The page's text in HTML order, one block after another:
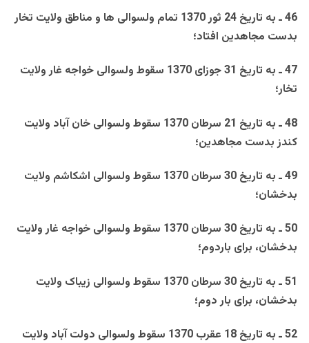
46 ـ به تاريخ 24 ثور 1370 تمام ولسوالی ها و مناطق ولايت تخار
بدست مجاهدين افتاد؛
47 ـ به تاريخ 31 جوزای 1370 سقوط ولسوالی خواجه غار ولايت
تخار؛
48 ـ به تاريخ 21 سرطان 1370 سقوط ولسوالی خان آباد ولايت
کندز بدست مجاهدين؛
49 ـ به تاريخ 30 سرطان 1370 سقوط ولسوالی اشکاشم ولايت
بدخشان؛
50 ـ به تاريخ 30 سرطان 1370 سقوط ولسوالی خواجه غار ولايت
بدخشان، برای باردوم؛
51 ـ به تاريخ 30 سرطان 1370 سقوط ولسوالی زيباک ولايت
بدخشان، برای بار دوم؛
52 ـ به تاريخ 18 عقرب 1370 سقوط ولسوالی دولت آباد ولايت